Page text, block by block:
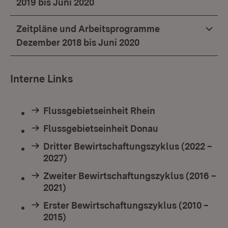
2019 bis Juni 2020
Zeitpläne und Arbeitsprogramme
Dezember 2018 bis Juni 2020
Interne Links
Flussgebietseinheit Rhein
Flussgebietseinheit Donau
Dritter Bewirtschaftungszyklus (2022 –
2027)
Zweiter Bewirtschaftungszyklus (2016 –
2021)
Erster Bewirtschaftungszyklus (2010 –
2015)